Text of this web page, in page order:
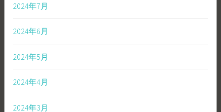
2024年7月
2024年6月
2024年5月
2024年4月
2024年3月